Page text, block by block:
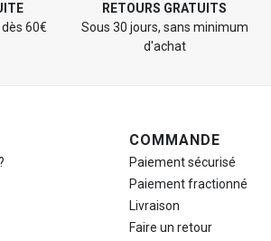
60€
RETOURS GRATUITS
Sous 30 jours, sans minimum
d'achat
de page COMMANDE
Paiement sécurisé
Paiement fractionné
Livraison
Faire un retour